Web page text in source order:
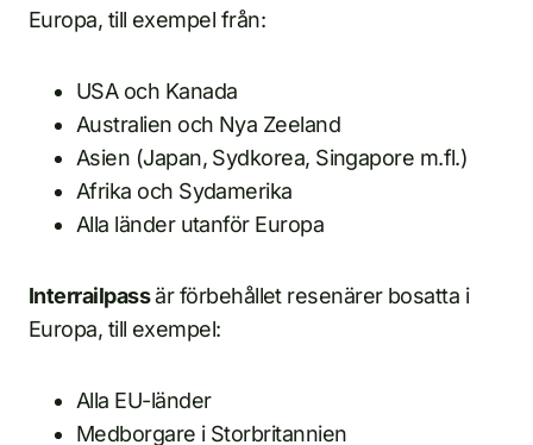
Europa, till exempel från:
USA och Kanada
Australien och Nya Zeeland
Asien (Japan, Sydkorea, Singapore m.fl.)
Afrika och Sydamerika
Alla länder utanför Europa
Interrailpassär förbehållet resenärer bosatta i
Europa, till exempel:
Alla EU-länder
Medborgare i Storbritannien